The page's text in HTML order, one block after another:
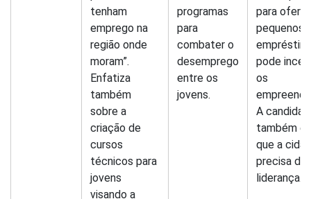
tenham
emprego na
região onde
moram”.
Enfatiza
também
sobre a
criação de
cursos
técnicos para
jovens
visando a
programas
para
combater o
desemprego
entre os
jovens.
para
pequenos
pode
os
A
também
que a
precisa de
liderança.